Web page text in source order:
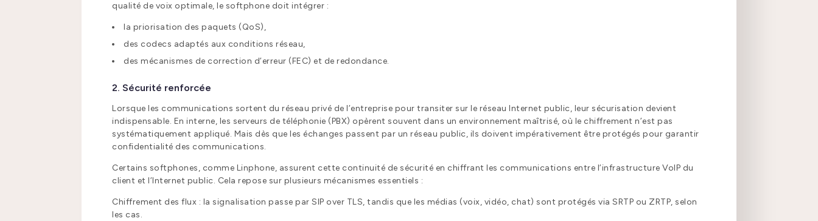
qualité de voix optimale, le softphone doit intégrer :
la priorisation des paquets (QoS),
des codecs adaptés aux conditions réseau,
des mécanismes de correction d’erreur (FEC) et de redondance.
2. Sécurité renforcée
Lorsque les communications sortent du réseau privé de l’entreprise pour transiter sur le réseau Internet public, leur sécurisation devient
indispensable. En interne, les serveurs de téléphonie (PBX) opèrent souvent dans un environnement maîtrisé, où le chiffrement n’est pas
systématiquement appliqué. Mais dès que les échanges passent par un réseau public, ils doivent impérativement être protégés pour garantir
confidentialité des communications.
Certains softphones, comme Linphone, assurent cette continuité de sécurité en chiffrant les communications entre l’infrastructure VoIP du
client et l’Internet public. Cela repose sur plusieurs mécanismes essentiels :
Chiffrement des flux : la signalisation passe par SIP over TLS, tandis que les médias (voix, vidéo, chat) sont protégés via SRTP ou ZRTP, selon
les cas.